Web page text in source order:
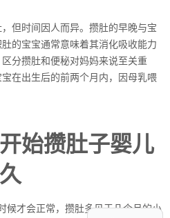
但时间因人而异。攒肚的早晚与宝
的宝宝通常意味着其消化吸收能力
分攒肚和便秘对妈妈来说至关重
在出生后的前两个月内，因母乳喂
始攒肚子婴儿
候才会正常，攒肚多见于几个月的小